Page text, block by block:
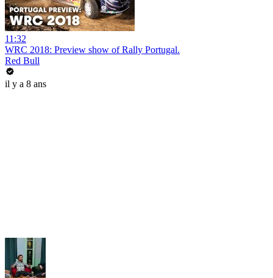
11:32
WRC 2018: Preview show of Rally Portugal.
Red Bull
il y a 8 ans